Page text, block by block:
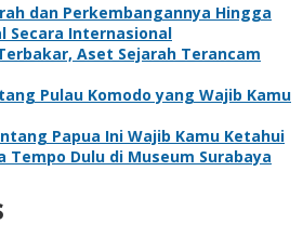
dan Perkembangannya Hingga
Secara Internasional
Aset Sejarah Terancam
Pulau Komodo yang Wajib Kamu
Papua Ini Wajib Kamu Ketahui
Tempo Dulu di Museum Surabaya